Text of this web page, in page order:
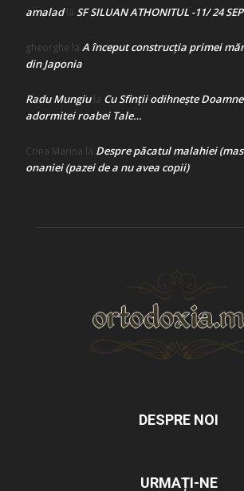
amaladla SF SILUAN ATHONITUL -11/ 24
gheorghe la A început construcţia primei
din Japonia
Radu Mungiula Cu Sfinții odihnește
adormitei roabei Tale…
Crina Marina la Despre păcatul malahiei
onaniei (pazei de a nu avea copii)
DESPRE NOI
URMAȚI-NE